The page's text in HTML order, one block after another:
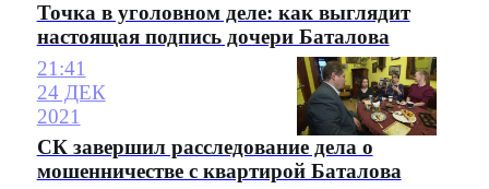
Точка в уголовном деле: как выглядит
настоящая подпись дочери Баталова
21:41
24 ДЕК
2021
СК завершил расследование дела о
мошенничестве с квартирой Баталова